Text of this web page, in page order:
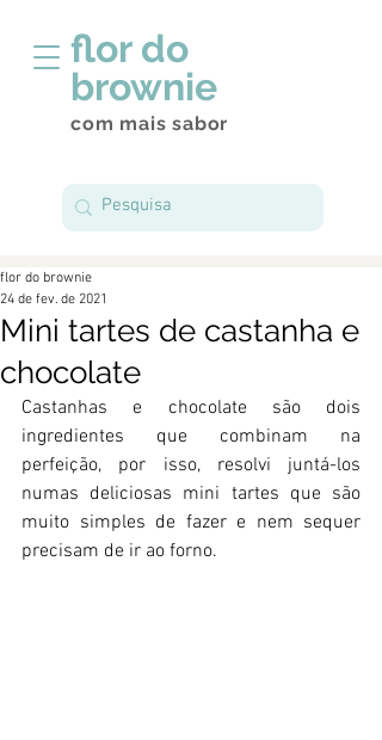
flor do
brownie
com mais sabor
Mini tartes de castanha e
chocolate
flor do brownie
24 de fev. de 2021
Castanhas e chocolate são dois
ingredientes que combinam na
perfeição, por isso, resolvi juntá-los
numas deliciosas mini tartes que são
muito simples de fazer e nem sequer
precisam de ir ao forno.